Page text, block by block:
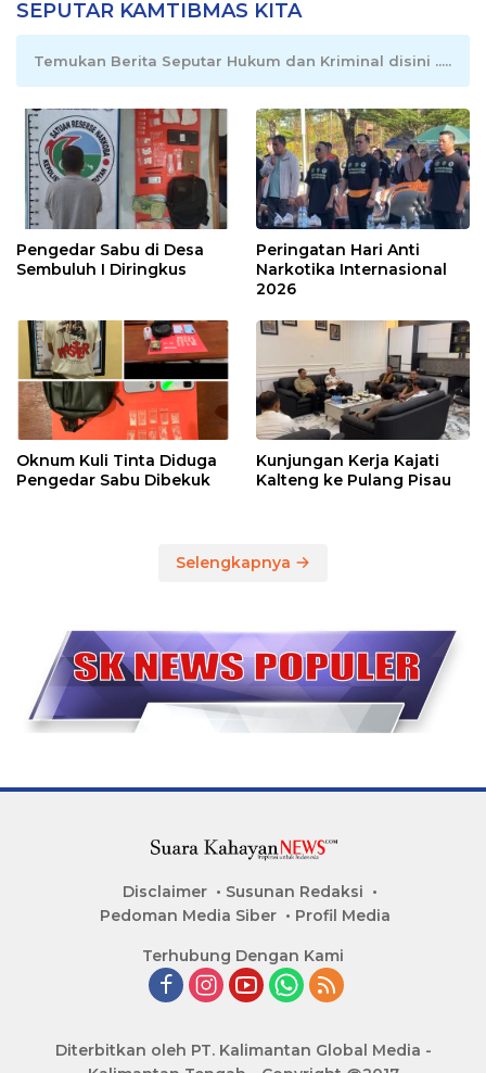
SEPUTAR KAMTIBMAS KITA
Temukan Berita Seputar Hukum dan Kriminal disini .....
Pengedar Sabu di Desa
Sembuluh I Diringkus
Peringatan Hari Anti
Narkotika Internasional
2026
Oknum Kuli Tinta Diduga
Pengedar Sabu Dibekuk
Kunjungan Kerja Kajati
Kalteng ke Pulang Pisau
Selengkapnya
Disclaimer
Susunan Redaksi
Pedoman Media Siber
Profil Media
Terhubung Dengan Kami
Diterbitkan oleh PT. Kalimantan Global Media -